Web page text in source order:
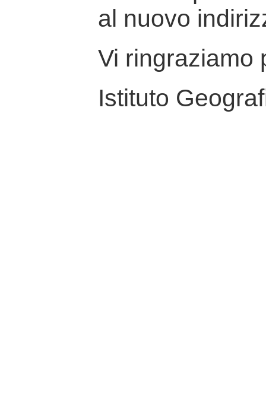
al nuovo
Vi ringraziamo
Istituto